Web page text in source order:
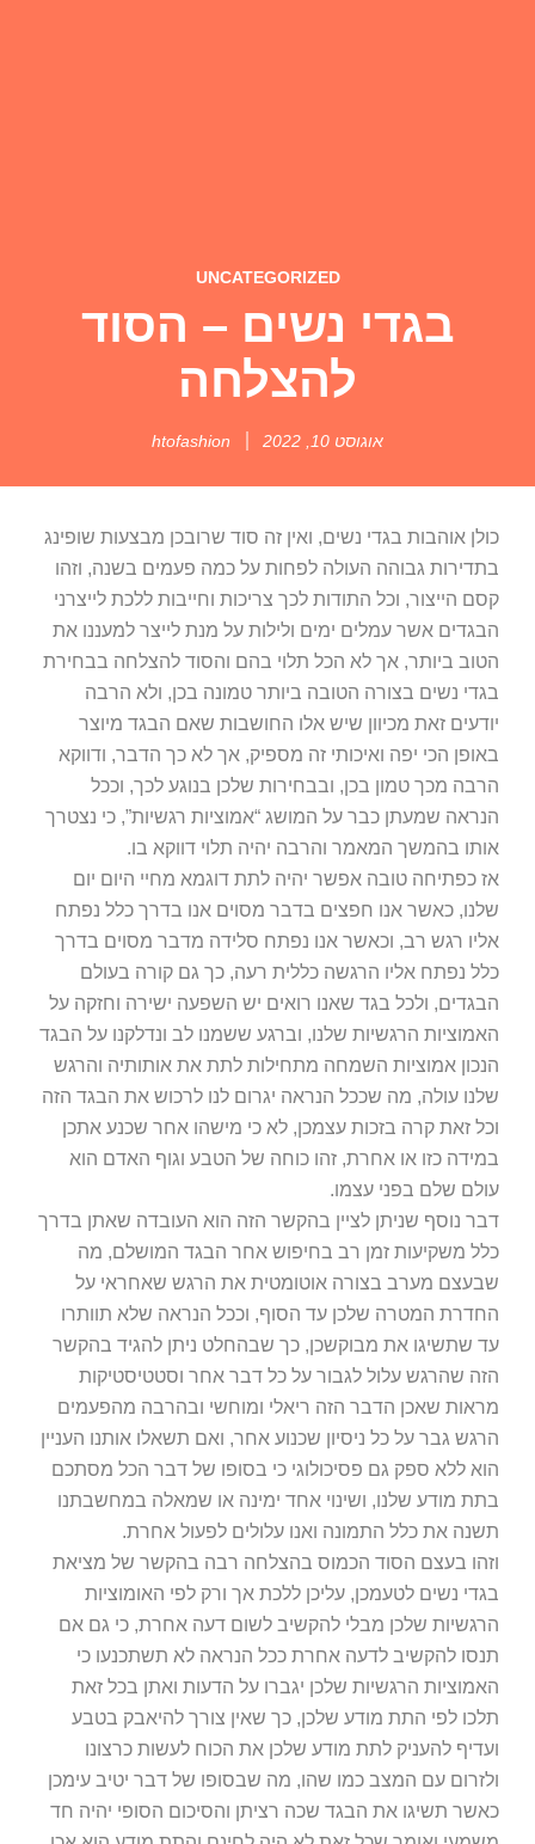
UNCATEGORIZED
בגדי נשים – הסוד
להצלחה
אוגוסט 10, 2022 htofashion
כולן אוהבות בגדי נשים, ואין זה סוד שרובכן מבצעות שופינג
בתדירות גבוהה העולה לפחות על כמה פעמים בשנה, וזהו
קסם הייצור, וכל התודות לכך צריכות וחייבות ללכת לייצרני
הבגדים אשר עמלים ימים ולילות על מנת לייצר למעננו את
הטוב ביותר, אך לא הכל תלוי בהם והסוד להצלחה בבחירת
בגדי נשים בצורה הטובה ביותר טמונה בכן, ולא הרבה
יודעים זאת מכיוון שיש אלו החושבות שאם הבגד מיוצר
באופן הכי יפה ואיכותי זה מספיק, אך לא כך הדבר, ודווקא
הרבה מכך טמון בכן, ובבחירות שלכן בנוגע לכך, וככל
הנראה שמעתן כבר על המושג “אמוציות רגשיות”, כי נצטרך
אותו בהמשך המאמר והרבה יהיה תלוי דווקא בו.
אז כפתיחה טובה אפשר יהיה לתת דוגמא מחיי היום יום
שלנו, כאשר אנו חפצים בדבר מסוים אנו בדרך כלל נפתח
אליו רגש רב, וכאשר אנו נפתח סלידה מדבר מסוים בדרך
כלל נפתח אליו הרגשה כללית רעה, כך גם קורה בעולם
הבגדים, ולכל בגד שאנו רואים יש השפעה ישירה וחזקה על
האמוציות הרגשיות שלנו, וברגע ששמנו לב ונדלקנו על הבגד
הנכון אמוציות השמחה מתחילות לתת את אותותיה והרגש
שלנו עולה, מה שככל הנראה יגרום לנו לרכוש את הבגד הזה
וכל זאת קרה בזכות עצמכן, לא כי מישהו אחר שכנע אתכן
במידה כזו או אחרת, זהו כוחה של הטבע וגוף האדם הוא
עולם שלם בפני עצמו.
דבר נוסף שניתן לציין בהקשר הזה הוא העובדה שאתן בדרך
כלל משקיעות זמן רב בחיפוש אחר הבגד המושלם, מה
שבעצם מערב בצורה אוטומטית את הרגש שאחראי על
החדרת המטרה שלכן עד הסוף, וככל הנראה שלא תוותרו
עד שתשיגו את מבוקשכן, כך שבהחלט ניתן להגיד בהקשר
הזה שהרגש עלול לגבור על כל דבר אחר וסטטיסטיקות
מראות שאכן הדבר הזה ריאלי ומוחשי ובהרבה מהפעמים
הרגש גבר על כל ניסיון שכנוע אחר, ואם תשאלו אותנו העניין
הוא ללא ספק גם פסיכולוגי כי בסופו של דבר הכל מסתכם
בתת מודע שלנו, ושינוי אחד ימינה או שמאלה במחשבתנו
תשנה את כלל התמונה ואנו עלולים לפעול אחרת.
וזהו בעצם הסוד הכמוס בהצלחה רבה בהקשר של מציאת
בגדי נשים לטעמכן, עליכן ללכת אך ורק לפי האומוציות
הרגשיות שלכן מבלי להקשיב לשום דעה אחרת, כי גם אם
תנסו להקשיב לדעה אחרת ככל הנראה לא תשתכנעו כי
האמוציות הרגשיות שלכן יגברו על הדעות ואתן בכל זאת
תלכו לפי התת מודע שלכן, כך שאין צורך להיאבק בטבע
ועדיף להעניק לתת מודע שלכן את הכוח לעשות כרצונו
ולזרום עם המצב כמו שהו, מה שבסופו של דבר יטיב עימכן
כאשר תשיגו את הבגד שכה רציתן והסיכום הסופי יהיה חד